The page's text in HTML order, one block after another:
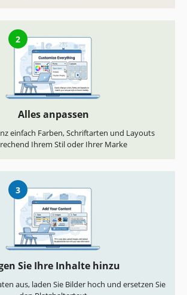
2
Alles anpassen
einfach Farben, Schriftarten und Layouts
Ihrem Stil oder Ihrer Marke
3
Sie Ihre Inhalte hinzu
aus, laden Sie Bilder hoch und ersetzen Sie